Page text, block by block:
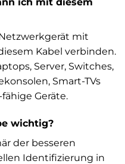
mit
Kabel verbinden.
Server, Switches,
Smart-TVs
Geräte.
wichtig?
der besseren
Identifizierung in